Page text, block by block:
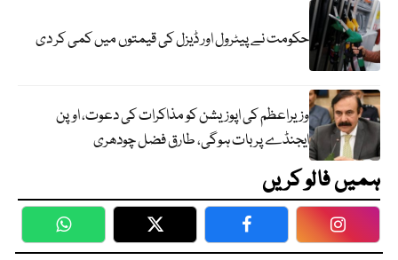
حکومت نے پیٹرول اور ڈیزل کی قیمتوں میں کمی کر دی
وزیراعظم کی اپوزیشن کو مذاکرات کی دعوت، اوپن
ایجنڈے پر بات ہوگی، طارق فضل چودھری
ہمیں فالو کریں
WhatsApp Twitter Facebook